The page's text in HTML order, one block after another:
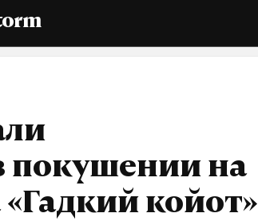
покушении на
койот»